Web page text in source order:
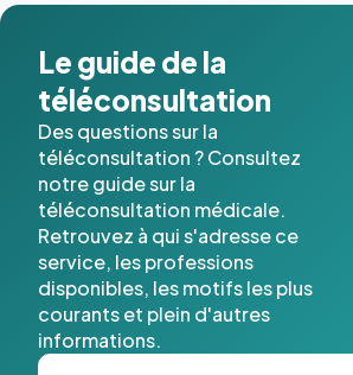
Le guide de la
téléconsultation
Des questions sur la
téléconsultation ? Consultez
notre guide sur la
téléconsultation médicale.
Retrouvez à qui s'adresse ce
service, les professions
disponibles, les motifs les plus
courants et plein d'autres
informations.